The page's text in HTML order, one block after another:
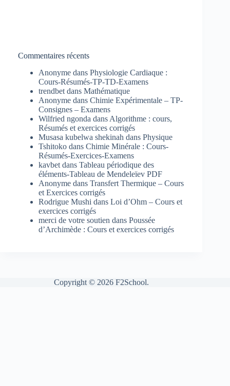
Commentaires récents
Anonyme dans Physiologie Cardiaque :
Cours-Résumés-TP-TD-Examens
trendbet dans Mathématique
Anonyme dans Chimie Expérimentale – TP-
Consignes – Examens
Wilfried ngonda dans Algorithme : cours,
Résumés et exercices corrigés
Musasa kubelwa shekinah dans Physique
Tshitoko dans Chimie Minérale : Cours-
Résumés-Exercices-Examens
kavbet dans Tableau périodique des
éléments-Tableau de Mendeleïev PDF
Anonyme dans Transfert Thermique – Cours
et Exercices corrigés
Rodrigue Mushi dans Loi d’Ohm – Cours et
exercices corrigés
merci de votre soutien dans Poussée
d’Archimède : Cours et exercices corrigés
Copyright © 2026 F2School.